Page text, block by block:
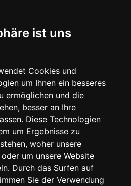
ist uns
Cookies und
um Ihnen ein besseres
ermöglichen und die
besser an Ihre
Diese Technologien
um Ergebnisse zu
woher unsere
um unsere Website
Durch das Surfen auf
Sie der Verwendung